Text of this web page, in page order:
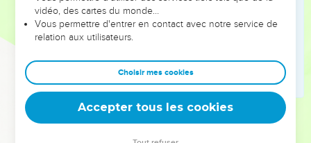
Guilgal.
Et Samuel partit pour Rama, et Saül monta dans sa maison
Samuel n’alla plus voir Saül jusqu’au jour de sa mort ; car
Samuel avait pris le deuil sur Saül, parce que l’Éternel avait
eu du regret d’avoir fait régner Saül sur Israël.
vidéo, des cartes du monde…
Vous permettre d'entrer en contact avec notre service de
relation aux utilisateurs.
Choisir mes cookies
Accepter tous les cookies